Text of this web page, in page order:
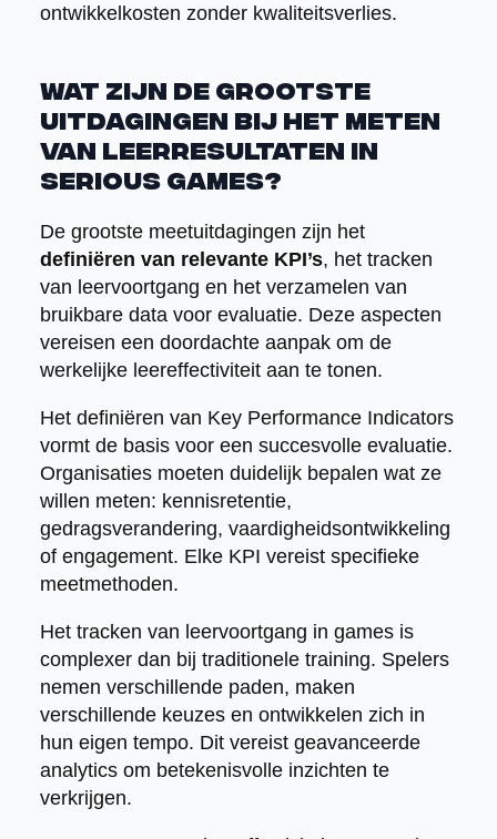
ontwikkelkosten zonder kwaliteitsverlies.
Wat zijn de grootste
uitdagingen bij het meten
van leerresultaten in
serious games?
De grootste meetuitdagingen zijn het
definiëren van relevante KPI’s, het tracken
van leervoortgang en het verzamelen van
bruikbare data voor evaluatie. Deze aspecten
vereisen een doordachte aanpak om de
werkelijke leereffectiviteit aan te tonen.
Het definiëren van Key Performance Indicators
vormt de basis voor een succesvolle evaluatie.
Organisaties moeten duidelijk bepalen wat ze
willen meten: kennisretentie,
gedragsverandering, vaardigheidsontwikkeling
of engagement. Elke KPI vereist specifieke
meetmethoden.
Het tracken van leervoortgang in games is
complexer dan bij traditionele training. Spelers
nemen verschillende paden, maken
verschillende keuzes en ontwikkelen zich in
hun eigen tempo. Dit vereist geavanceerde
analytics om betekenisvolle inzichten te
verkrijgen.